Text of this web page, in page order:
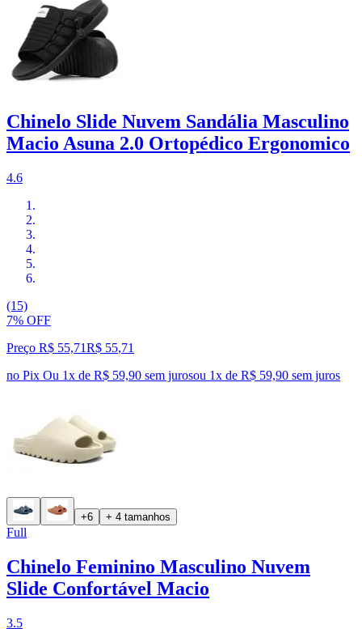
Chinelo Slide Nuvem Sandália Masculino
Macio Asuna 2.0 Ortopédico Ergonomico
4.6
(15)
7% OFF
Preço R$ 55,71R$ 55,71
no Pix Ou 1x de R$ 59,90 sem jurosou 1x de R$ 59,90 sem juros
+6 + 4 tamanhos
Full
Chinelo Feminino Masculino Nuvem
Slide Confortável Macio
3.5